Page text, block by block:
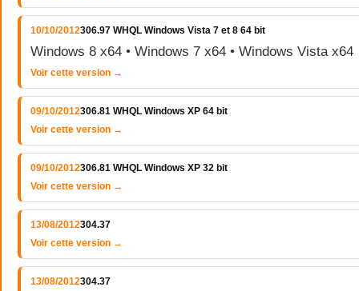
10/10/2012306.97 WHQL Windows Vista 7 et 8 64 bit
Windows 8 x64 • Windows 7 x64 • Windows Vista x64
Voir cette version →
09/10/2012306.81 WHQL Windows XP 64 bit
Voir cette version →
09/10/2012306.81 WHQL Windows XP 32 bit
Voir cette version →
13/08/2012304.37
Voir cette version →
13/08/2012304.37